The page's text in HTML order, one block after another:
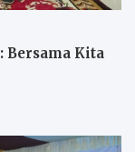
Bersama Kita